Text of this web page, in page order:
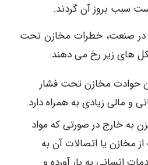
سبب بروز آن گردند.
در صنعت، خطرات مخازن تحت
های زیر رخ می دهند:
حوادث مخازن تحت فشار
و مالی زیادی به همراه دارد.
به خارج در صورتی که مواد
مخازن یا اتصالات آن به